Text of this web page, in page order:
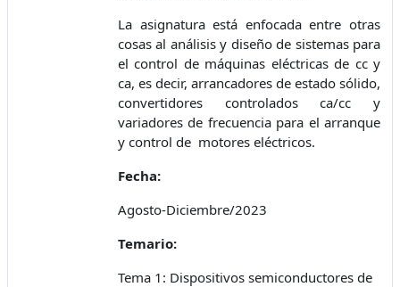
La asignatura está enfocada entre otras
cosas al análisis y diseño de sistemas para
el control de máquinas eléctricas de cc y
ca, es decir, arrancadores de estado sólido,
convertidores controlados ca/cc y
variadores de frecuencia para el arranque
y control de motores eléctricos.
Fecha:
Agosto-Diciembre/2023
Temario:
Tema 1: Dispositivos semiconductores de